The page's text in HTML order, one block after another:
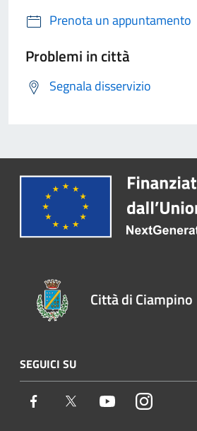
Prenota un appuntamento
Problemi in città
Segnala disservizio
Città di Ciampino
SEGUICI SU
Facebook Twitter YoutubeInstagram